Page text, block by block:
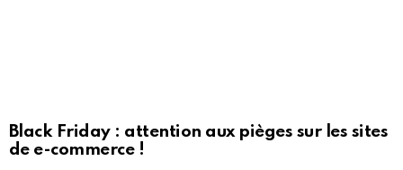
Black Friday : attention aux pièges sur les sites
de e-commerce !